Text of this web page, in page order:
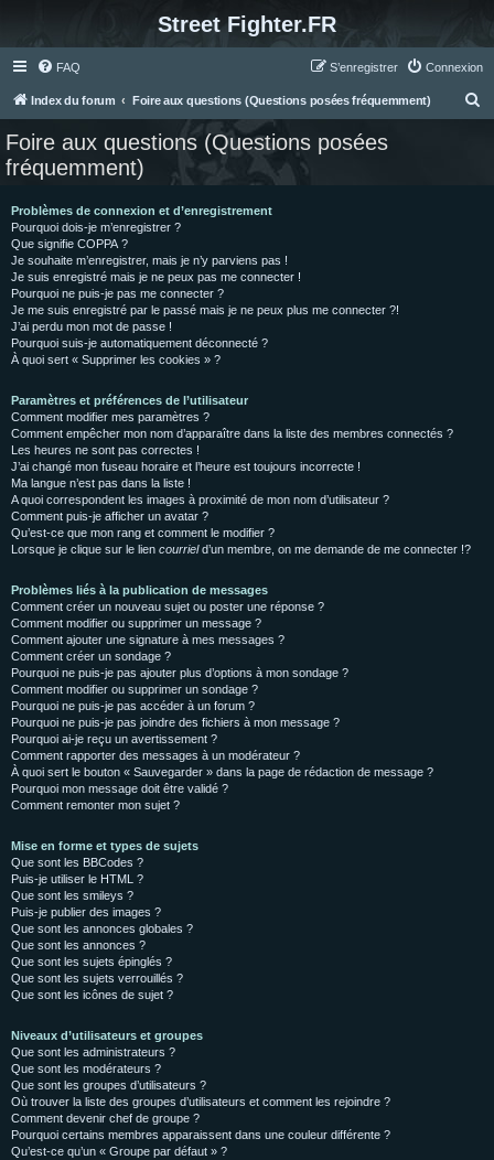
Street Fighter.FR
FAQ Connexion
S’enregistrer
Index du forum Foire aux questions (Questions posées fréquemment)
Foire aux questions (Questions posées
fréquemment)
Problèmes de connexion et d’enregistrement
Pourquoi dois-je m’enregistrer ?
Que signifie COPPA ?
Je souhaite m’enregistrer, mais je n’y parviens pas !
Je suis enregistré mais je ne peux pas me connecter !
Pourquoi ne puis-je pas me connecter ?
Je me suis enregistré par le passé mais je ne peux plus me connecter ?!
J’ai perdu mon mot de passe !
Pourquoi suis-je automatiquement déconnecté ?
À quoi sert « Supprimer les cookies » ?
Paramètres et préférences de l’utilisateur
Comment modifier mes paramètres ?
Comment empêcher mon nom d’apparaître dans la liste des membres connectés ?
Les heures ne sont pas correctes !
J’ai changé mon fuseau horaire et l’heure est toujours incorrecte !
Ma langue n’est pas dans la liste !
A quoi correspondent les images à proximité de mon nom d’utilisateur ?
Comment puis-je afficher un avatar ?
Qu’est-ce que mon rang et comment le modifier ?
Lorsque je clique sur le lien courrield’un membre, on me demande de me connecter !?
Problèmes liés à la publication de messages
Comment créer un nouveau sujet ou poster une réponse ?
Comment modifier ou supprimer un message ?
Comment ajouter une signature à mes messages ?
Comment créer un sondage ?
Pourquoi ne puis-je pas ajouter plus d’options à mon sondage ?
Comment modifier ou supprimer un sondage ?
Pourquoi ne puis-je pas accéder à un forum ?
Pourquoi ne puis-je pas joindre des fichiers à mon message ?
Pourquoi ai-je reçu un avertissement ?
Comment rapporter des messages à un modérateur ?
À quoi sert le bouton « Sauvegarder » dans la page de rédaction de message ?
Pourquoi mon message doit être validé ?
Comment remonter mon sujet ?
Mise en forme et types de sujets
Que sont les BBCodes ?
Puis-je utiliser le HTML ?
Que sont les smileys ?
Puis-je publier des images ?
Que sont les annonces globales ?
Que sont les annonces ?
Que sont les sujets épinglés ?
Que sont les sujets verrouillés ?
Que sont les icônes de sujet ?
Niveaux d’utilisateurs et groupes
Que sont les administrateurs ?
Que sont les modérateurs ?
Que sont les groupes d’utilisateurs ?
Où trouver la liste des groupes d’utilisateurs et comment les rejoindre ?
Comment devenir chef de groupe ?
Pourquoi certains membres apparaissent dans une couleur différente ?
Qu’est-ce qu’un « Groupe par défaut » ?